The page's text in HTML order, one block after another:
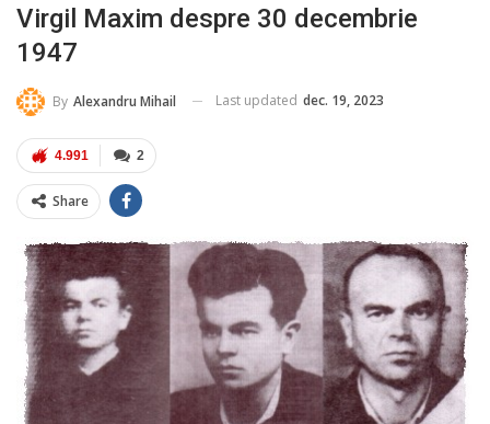
Virgil Maxim despre 30 decembrie
1947
By Alexandru Mihail Last updated dec. 19, 2023
2
4.991
Share